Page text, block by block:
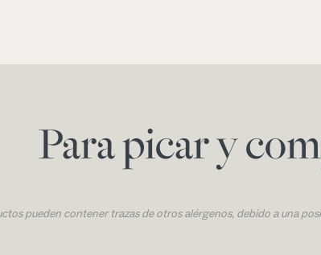
Para picar y
pueden contener trazas de otros alérgenos, debido a una